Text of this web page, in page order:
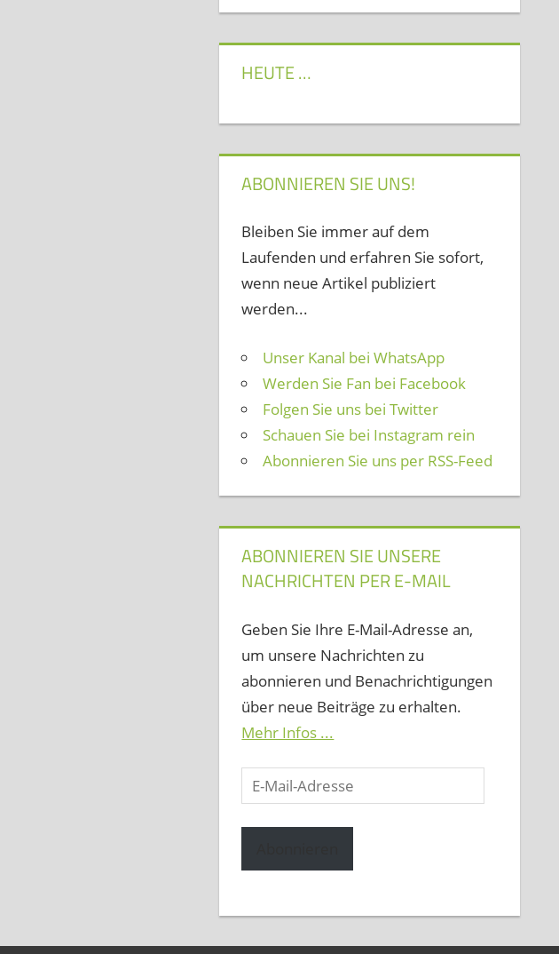
HEUTE …
ABONNIEREN SIE UNS!
Bleiben Sie immer auf dem
Laufenden und erfahren Sie sofort,
wenn neue Artikel publiziert
werden...
Unser Kanal bei WhatsApp
Werden Sie Fan bei Facebook
Folgen Sie uns bei Twitter
Schauen Sie bei Instagram rein
Abonnieren Sie uns per RSS-Feed
ABONNIEREN SIE UNSERE
NACHRICHTEN PER E-MAIL
Geben Sie Ihre E-Mail-Adresse an,
um unsere Nachrichten zu
abonnieren und Benachrichtigungen
über neue Beiträge zu erhalten.
Mehr Infos ...
E-
Mail-
Adresse